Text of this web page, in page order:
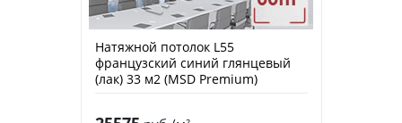
Натяжной потолок L55
французский синий глянцевый
(лак) 33 м2 (MSD Premium)